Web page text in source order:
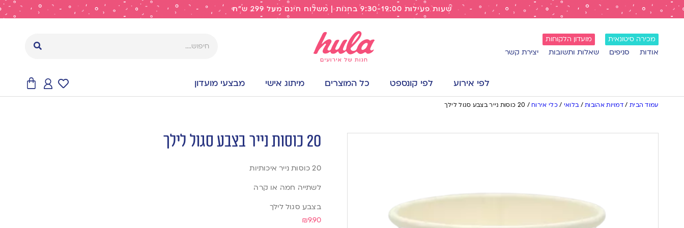
שעות פעילות 9:30-19:00 בחנות | משלוח חינם מעל 299 ש"ח
מכירה סיטונאית מועדון הלקוחות
אודות סניפים שאלות ותשובות יצירת קשר
לפי אירוע לפי קונספט כל המוצרים מיתוג אישי מבצעי מועדון
עמוד הבית / דמויות אהובות/בלואי /כלי אירוח / 20 כוסות נייר בצבע סגול לילך
20 כוסות נייר בצבע סגול לילך
20 כוסות נייר איכותיות
לשתייה חמה או קרה
בצבע סגול לילך
₪9.90